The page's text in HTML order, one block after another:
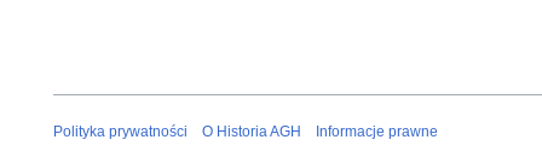
Polityka prywatności O Historia AGH Informacje prawne